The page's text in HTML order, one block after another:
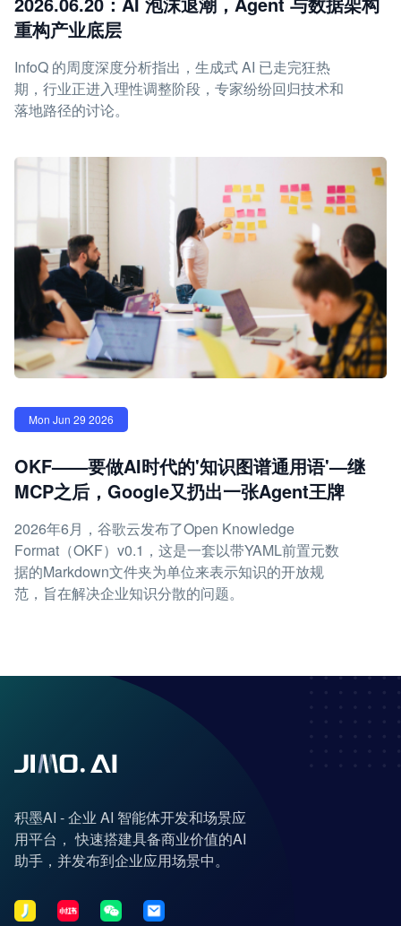
重构产业底层
InfoQ 的周度深度分析指出，生成式 AI 已走完狂热
期，行业正进入理性调整阶段，专家纷纷回归技术和
落地路径的讨论。
Mon Jun 29 2026
OKF——要做AI时代的'知识图谱通用语'—继
MCP之后，Google又扔出一张Agent王牌
2026年6月，谷歌云发布了Open Knowledge
Format（OKF）v0.1，这是一套以带YAML前置元数
据的Markdown文件夹为单位来表示知识的开放规
范，旨在解决企业知识分散的问题。
积墨AI - 企业 AI 智能体开发和场景应
用平台， 快速搭建具备商业价值的AI
助手，并发布到企业应用场景中。